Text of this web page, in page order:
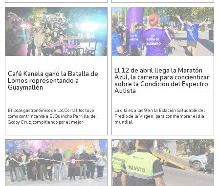
Café Kanela ganó la Batalla de
Lomos representando a
Guaymallén
El local gastronómico de Los Corralitos tuvo
como contrincante a El Quincho Parrilla, de
Godoy Cruz, compitiendo por el mejor
El 12 de abril llega la Maratón
Azul, la carrera para concientizar
sobre la Condición del Espectro
Autista
La cita es a las 9 en la Estación Saludable del
Predio de la Virgen, para conmemorar el día
mundial